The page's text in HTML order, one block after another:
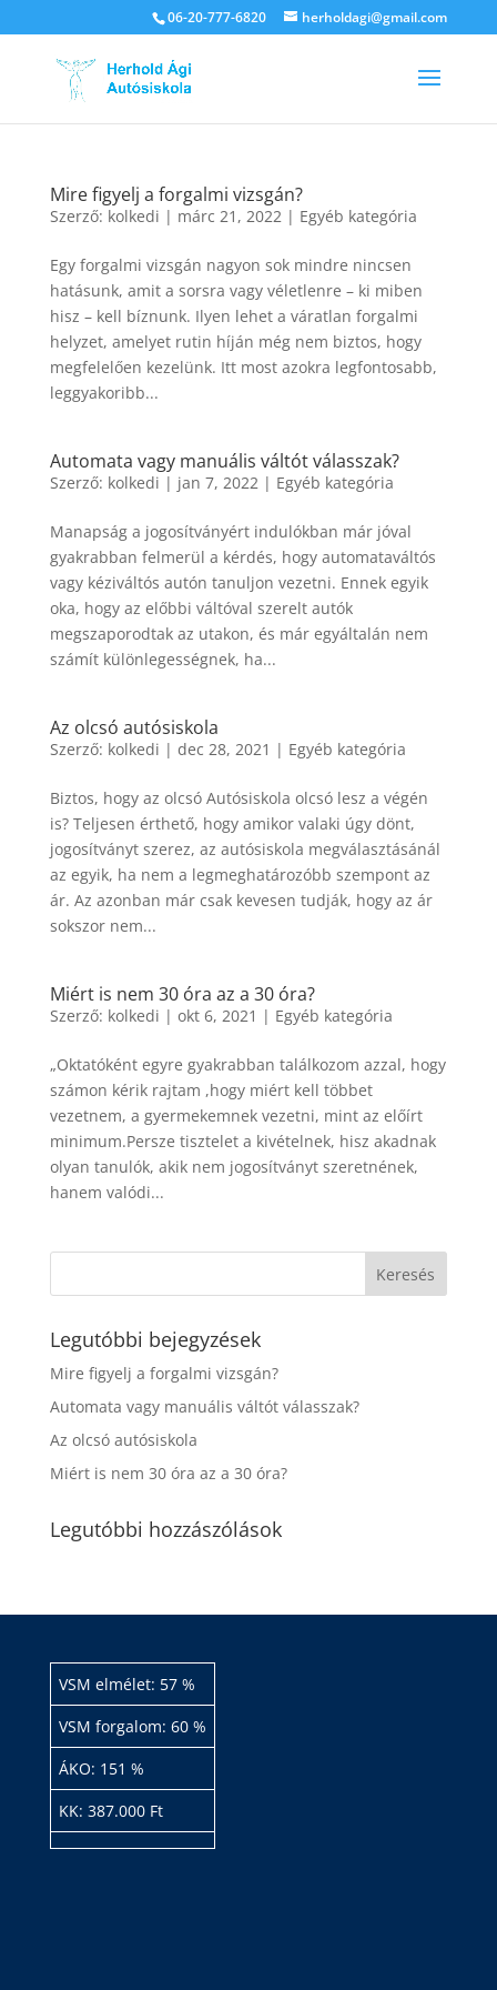
06-20-777-6820 herholdagi@gmail.com
Mire figyelj a forgalmi vizsgán?
Szerző: kolkedi | márc 21, 2022| Egyéb kategória
Egy forgalmi vizsgán nagyon sok mindre nincsen
hatásunk, amit a sorsra vagy véletlenre – ki miben
hisz – kell bíznunk. Ilyen lehet a váratlan forgalmi
helyzet, amelyet rutin híján még nem biztos, hogy
megfelelően kezelünk. Itt most azokra legfontosabb,
leggyakoribb...
Automata vagy manuális váltót válasszak?
Szerző: kolkedi | jan 7, 2022| Egyéb kategória
Manapság a jogosítványért indulókban már jóval
gyakrabban felmerül a kérdés, hogy automataváltós
vagy kéziváltós autón tanuljon vezetni. Ennek egyik
oka, hogy az előbbi váltóval szerelt autók
megszaporodtak az utakon, és már egyáltalán nem
számít különlegességnek, ha...
Az olcsó autósiskola
Szerző: kolkedi | dec 28, 2021 | Egyéb kategória
Biztos, hogy az olcsó Autósiskola olcsó lesz a végén
is? Teljesen érthető, hogy amikor valaki úgy dönt,
jogosítványt szerez, az autósiskola megválasztásánál
az egyik, ha nem a legmeghatározóbb szempont az
ár. Az azonban már csak kevesen tudják, hogy az ár
sokszor nem...
Miért is nem 30 óra az a 30 óra?
Szerző: kolkedi | okt 6, 2021 | Egyéb kategória
„Oktatóként egyre gyakrabban találkozom azzal, hogy
számon kérik rajtam ,hogy miért kell többet
vezetnem, a gyermekemnek vezetni, mint az előírt
minimum.Persze tisztelet a kivételnek, hisz akadnak
olyan tanulók, akik nem jogosítványt szeretnének,
hanem valódi...
Legutóbbi bejegyzések
Mire figyelj a forgalmi vizsgán?
Automata vagy manuális váltót válasszak?
Az olcsó autósiskola
Miért is nem 30 óra az a 30 óra?
Legutóbbi hozzászólások
VSM elmélet: 57 %
VSM forgalom: 60 %
ÁKO: 151 %
KK: 387.000 Ft